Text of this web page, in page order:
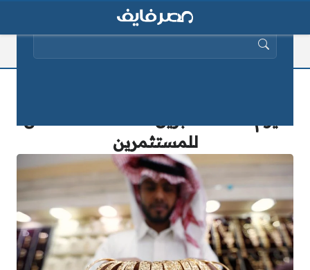
للمستثمرين
البحث عن: